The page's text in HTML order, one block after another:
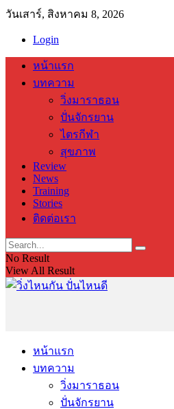
วันเสาร์, สิงหาคม 8, 2026
Login
หน้าแรก
บทความ
วิ่งมาราธอน
ปั่นจักรยาน
ไตรกีฬา
สุขภาพ
Review
News
Training
Stories
ติดต่อเรา
No Result
View All Result
หน้าแรก
บทความ
วิ่งมาราธอน
ปั่นจักรยาน